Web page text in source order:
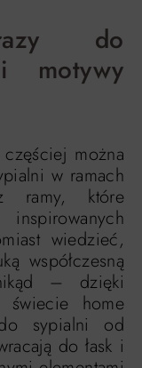
do
motywy
można
w ramach
ramy, które
wiedzieć,
współczesną
– dzięki
świecie home
sypialni od
do łask i